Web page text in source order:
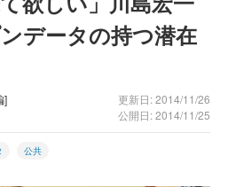
データの持つ潜在
]
更新日: 2014/11/26
公開日: 2014/11/25
公共